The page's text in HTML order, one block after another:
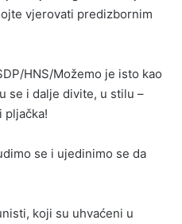
vjerovati predizbornim
HNS/Možemo je isto kao
se i dalje divite, u stilu –
pljačka!
se i ujedinimo se da
koji su uhvaćeni u